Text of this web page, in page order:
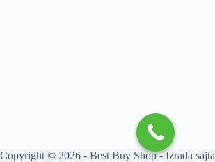
Copyright © 2026 - Best Buy Shop -Izrada sajta